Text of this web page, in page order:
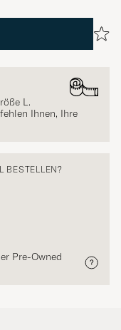
L.
Ihnen, Ihre
BESTELLEN?
Pre-Owned